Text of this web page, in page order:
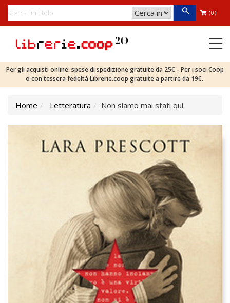
(0)
Per gli acquisti online: spese di spedizione gratuite da 25€ - Per i soci Coop
o con tessera fedeltà Librerie.coop gratuite a partire da 19€.
Home Letteratura Non siamo mai stati qui